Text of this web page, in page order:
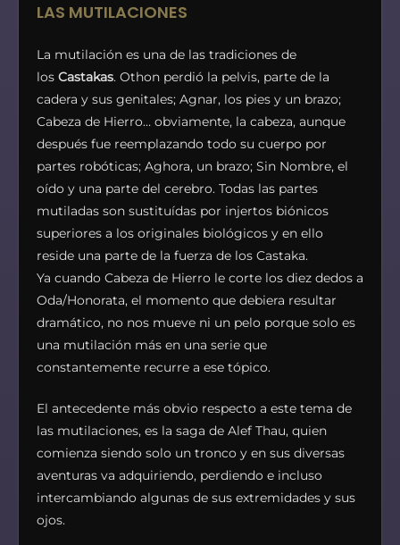
LAS MUTILACIONES
La mutilación es una de las tradiciones de
los Castakas. Othon perdió la pelvis, parte de la
cadera y sus genitales; Agnar, los pies y un brazo;
Cabeza de Hierro… obviamente, la cabeza, aunque
después fue reemplazando todo su cuerpo por
partes robóticas; Aghora, un brazo; Sin Nombre, el
oído y una parte del cerebro. Todas las partes
mutiladas son sustituídas por injertos biónicos
superiores a los originales biológicos y en ello
reside una parte de la fuerza de los Castaka.
Ya cuando Cabeza de Hierro le corte los diez dedos a
Oda/Honorata, el momento que debiera resultar
dramático, no nos mueve ni un pelo porque solo es
una mutilación más en una serie que
constantemente recurre a ese tópico.
El antecedente más obvio respecto a este tema de
las mutilaciones, es la saga de Alef Thau, quien
comienza siendo solo un tronco y en sus diversas
aventuras va adquiriendo, perdiendo e incluso
intercambiando algunas de sus extremidades y sus
ojos.